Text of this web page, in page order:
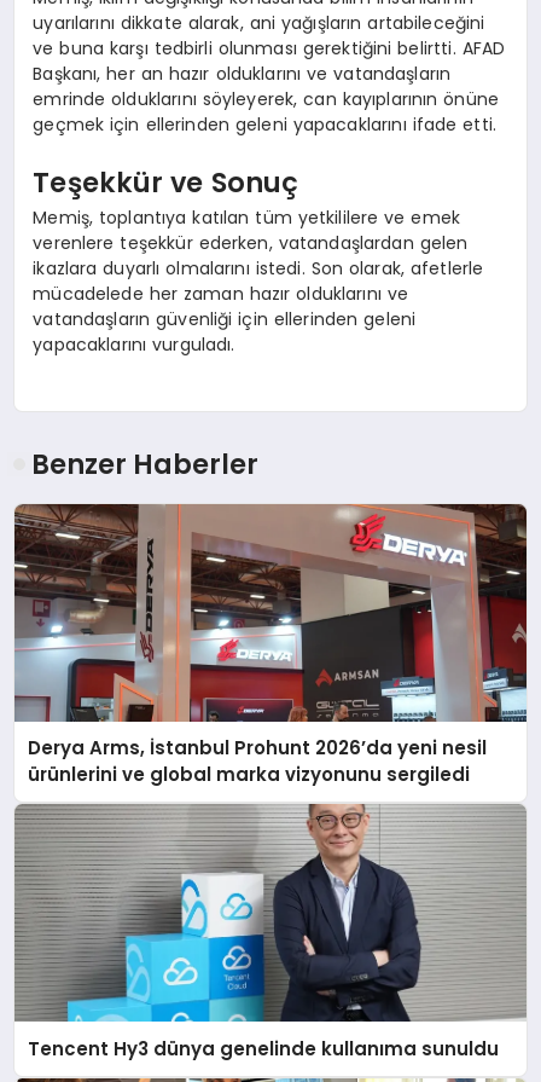
uyarılarını dikkate alarak, ani yağışların artabileceğini
ve buna karşı tedbirli olunması gerektiğini belirtti. AFAD
Başkanı, her an hazır olduklarını ve vatandaşların
emrinde olduklarını söyleyerek, can kayıplarının önüne
geçmek için ellerinden geleni yapacaklarını ifade etti.
Teşekkür ve Sonuç
Memiş, toplantıya katılan tüm yetkililere ve emek
verenlere teşekkür ederken, vatandaşlardan gelen
ikazlara duyarlı olmalarını istedi. Son olarak, afetlerle
mücadelede her zaman hazır olduklarını ve
vatandaşların güvenliği için ellerinden geleni
yapacaklarını vurguladı.
Benzer Haberler
Derya Arms, İstanbul Prohunt 2026’da yeni nesil
ürünlerini ve global marka vizyonunu sergiledi
Tencent Hy3 dünya genelinde kullanıma sunuldu